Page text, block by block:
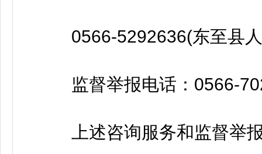
0566-5292636(东至县
监督举报电话：0566-
上述咨询服务和监督举报